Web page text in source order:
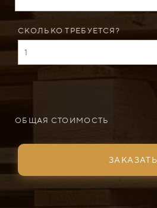
СКОЛЬКО ТРЕБУЕТСЯ?
ОБЩАЯ СТОИМОСТЬ
ЗАКАЗАТЬ